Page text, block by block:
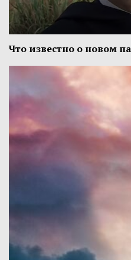
Что известно о новом